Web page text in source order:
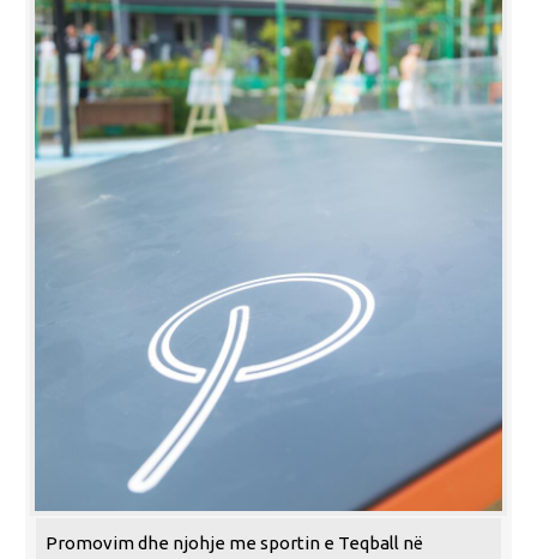
Promovim dhe njohje me sportin e Teqball në